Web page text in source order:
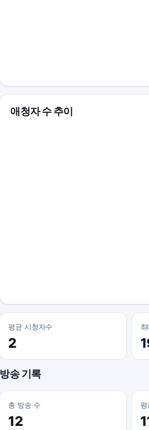
애청자 수 추이
평균 시청자수
2
방송 기록
총 방송 수
12
평